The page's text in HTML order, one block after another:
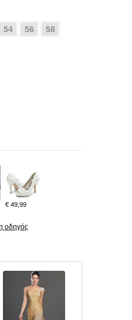
54 56 58
€ 49,99
οδηγός